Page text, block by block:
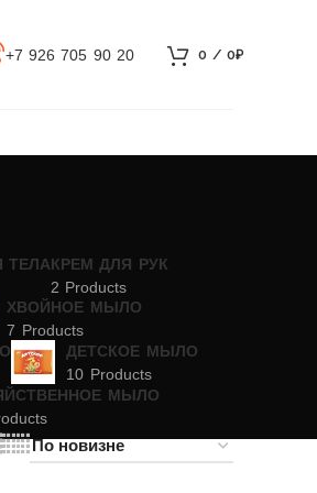
+7 926 705 90 20 0 / 0₽
ТЕЛАКРЕМ ДЛЯ РУК
2 Products
ХВОЙНОЕ МЫЛО
7 Products
ДЕТСКОЕ МЫЛО
10 Products
МЫЛО